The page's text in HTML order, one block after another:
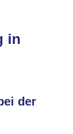
in
der